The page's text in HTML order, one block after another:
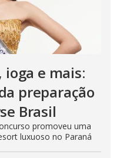
e mais:
preparação
Brasil
promoveu uma
luxuoso no Paraná